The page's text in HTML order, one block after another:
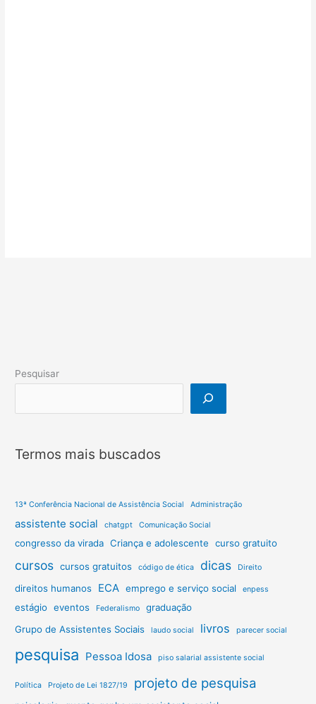
Pesquisar
Termos mais buscados
13ª Conferência Nacional de Assistência Social Administração
assistente social chatgpt Comunicação Social
congresso da virada Criança e adolescente curso gratuito
cursos cursos gratuitos código de ética dicas Direito
direitos humanos ECA emprego e serviço social enpess
estágio eventos Federalismo
graduação
Grupo de Assistentes Sociais
laudo social livros parecer social
pesquisa Pessoa Idosa piso salarial assistente social
Política Projeto de Lei 1827/19 projeto de pesquisa